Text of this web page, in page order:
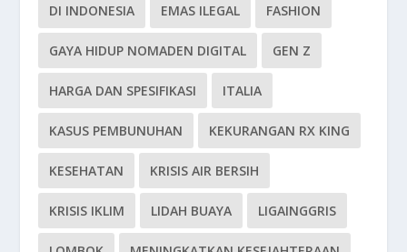
DI INDONESIA EMAS ILEGAL FASHION
GAYA HIDUP NOMADEN DIGITAL GEN Z
HARGA DAN SPESIFIKASI ITALIA
KASUS PEMBUNUHAN KEKURANGAN RX KING
KESEHATAN KRISIS AIR BERSIH
KRISIS IKLIM LIDAH BUAYA LIGAINGGRIS